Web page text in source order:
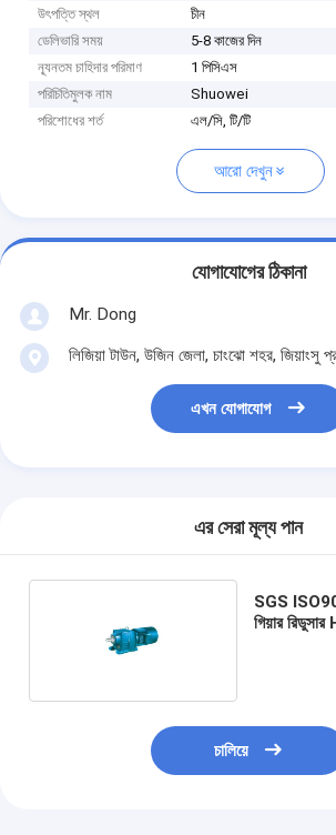
উৎপত্তি স্থল
চীন
ডেলিভারি সময়
5-8 কাজের দিন
ন্যূনতম চাহিদার পরিমাণ
1 পিসিএস
পরিচিতিমুলক নাম
Shuowei
পরিশোধের শর্ত
এল/সি, টি/টি
আরো দেখুন
যোগাযোগের ঠিকানা
Mr. Dong
লিজিয়া টাউন, উজিন জেলা, চাংঝো শহর, জিয়াংসু
এখন যোগাযোগ
এর সেরা মূল্য পান
SGS
গিয়ার
চালিয়ে